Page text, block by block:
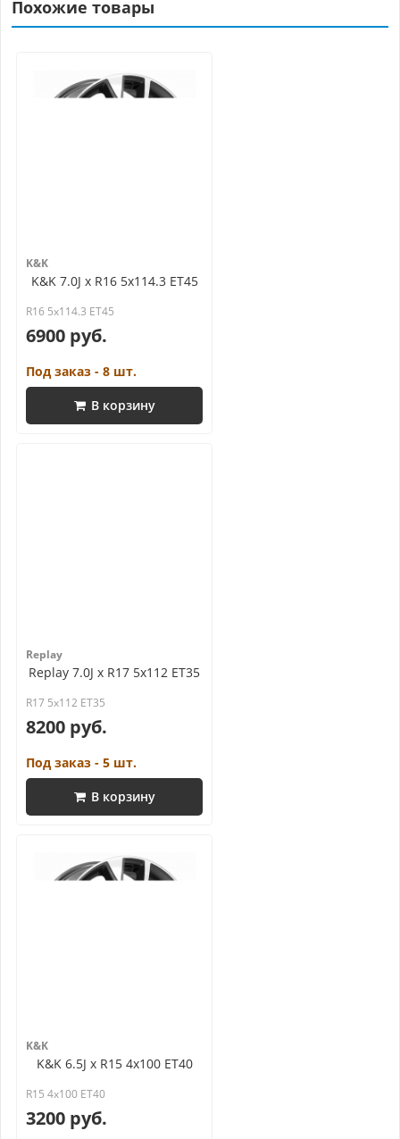
Похожие товары
K&K
K&K 7.0J x R16 5x114.3 ET45
R16 5x114.3 ET45
6900 руб.
Под заказ - 8 шт.
В корзину
Replay
Replay 7.0J x R17 5x112 ET35
R17 5x112 ET35
8200 руб.
Под заказ - 5 шт.
В корзину
K&K
K&K 6.5J x R15 4x100 ET40
R15 4x100 ET40
3200 руб.